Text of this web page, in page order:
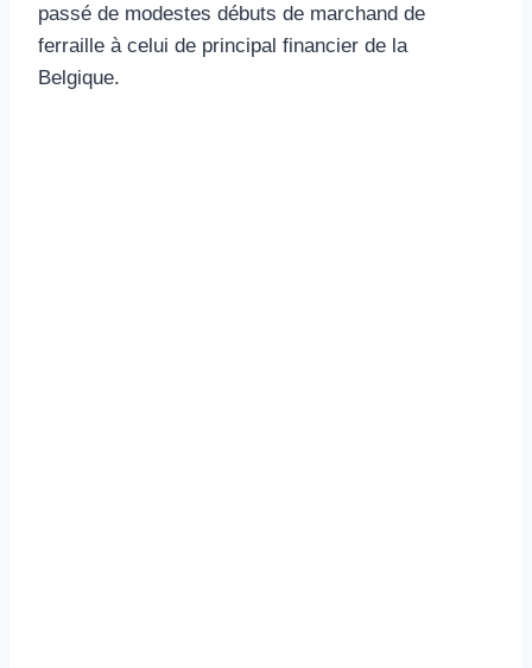
passé de modestes débuts de marchand de
ferraille à celui de principal financier de la
Belgique.